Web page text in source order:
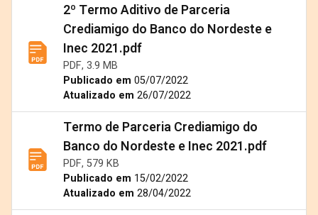
2º Termo Aditivo de Parceria
Crediamigo do Banco do Nordeste e
Inec 2021.pdf
PDF, 3.9 MB
Publicado em 05/07/2022
Atualizado em 26/07/2022
Termo de Parceria Crediamigo do
Banco do Nordeste e Inec 2021.pdf
PDF, 579 KB
Publicado em 15/02/2022
Atualizado em 28/04/2022